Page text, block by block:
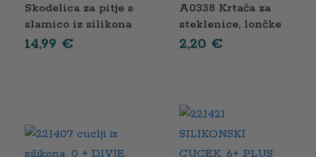
Skodelica za pitje s
slamico iz silikona
– pepelnato zelena
14,99 €
A0338 Krtača za
steklenice, lončke
in cuclje z
2,20 €